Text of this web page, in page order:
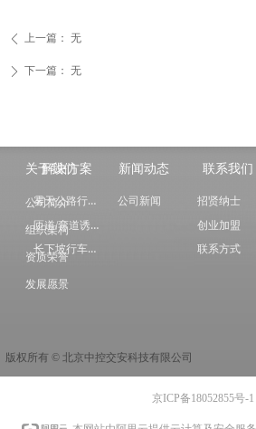
ꄴ 上一篇： 无
ꄲ 下一篇： 无
版权所有 © 北京中控交安科技有限公司
关于我们 新闻动态 联系我们
解决方案
公司简介
组织架构
资质荣誉
发展愿景
雾天公路行车诱导
匝道/弯道诱导方案
长下坡行车智能诱导
公司新闻
招贤纳士
创业加盟
联系方式
京ICP备18052855号-1